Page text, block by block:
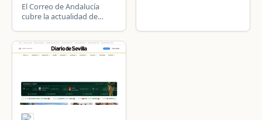
El Correo de Andalucía
cubre la actualidad de
Santa, Feria de Abril e
información local.
Santa.